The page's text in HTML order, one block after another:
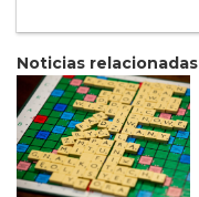
Noticias relacionadas